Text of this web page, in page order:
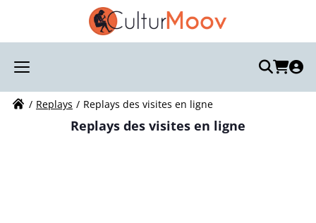
Recherchez votre visite :
Votre recherche
Replays Replays des visites en ligne
Replays des visites en ligne